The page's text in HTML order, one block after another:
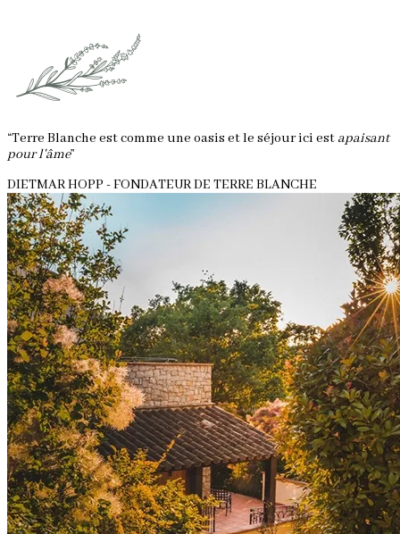
“Terre Blanche est comme une oasis et le séjour ici est apaisant
pour l'âme”
DIETMAR HOPP - FONDATEUR DE TERRE BLANCHE